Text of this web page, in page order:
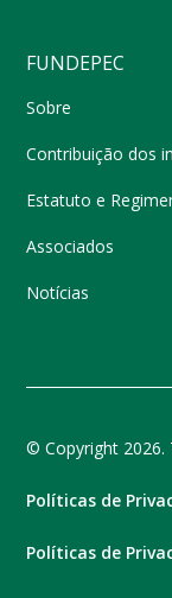
FUNDEPEC
Sobre
Contribuição dos
Estatuto e
Associados
Notícias
© Copyright 2026.
Políticas de
Políticas de